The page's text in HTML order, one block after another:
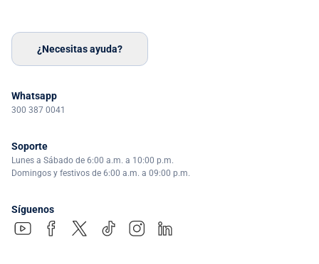
¿Necesitas ayuda?
Whatsapp
300 387 0041
Soporte
Lunes a Sábado de 6:00 a.m. a 10:00 p.m.
Domingos y festivos de 6:00 a.m. a 09:00 p.m.
Síguenos